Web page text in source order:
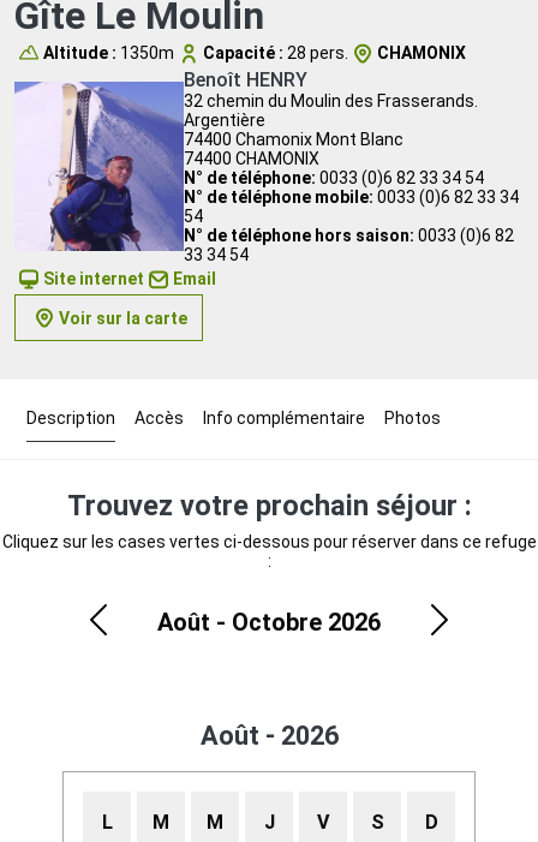
Gîte Le Moulin
Altitude : 1350m Capacité : 28 pers. CHAMONIX
Benoît HENRY
32 chemin du Moulin des Frasserands.
Argentière
74400 Chamonix Mont Blanc
74400 CHAMONIX
N° de téléphone: 0033 (0)6 82 33 34 54
N° de téléphone mobile: 0033 (0)6 82 33 34
54
N° de téléphone hors saison: 0033 (0)6 82
33 34 54
Site internet
Email
Voir sur la carte
Description Accès Info complémentaire Photos
Trouvez votre prochain séjour :
Cliquez sur les cases vertes ci-dessous pour réserver dans ce refuge
:
Août - Octobre 2026
Août - 2026
L M M J V S D